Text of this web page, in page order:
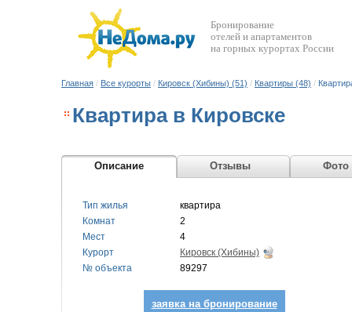
Бронирование
отелей и апартаментов
на горных курортах России
Главная / Все курорты / Кировск (Хибины) (51) / Квартиры (48) /
Квартира в Кировске
Описание Отзывы Фото
Тип жилья
квартира
Комнат
2
Мест
4
Курорт
Кировск (Хибины)
№ объекта
89297
заявка на бронирование